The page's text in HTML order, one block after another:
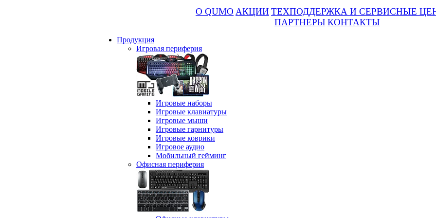
О QUMO АКЦИИ ТЕХПОДДЕРЖКА И СЕРВИСНЫЕ
ПАРТНЕРЫ КОНТАКТЫ
Продукция
Игровая периферия
Игровые наборы
Игровые клавиатуры
Игровые мыши
Игровые гарнитуры
Игровые коврики
Игровое аудио
Мобильный гейминг
Офисная периферия